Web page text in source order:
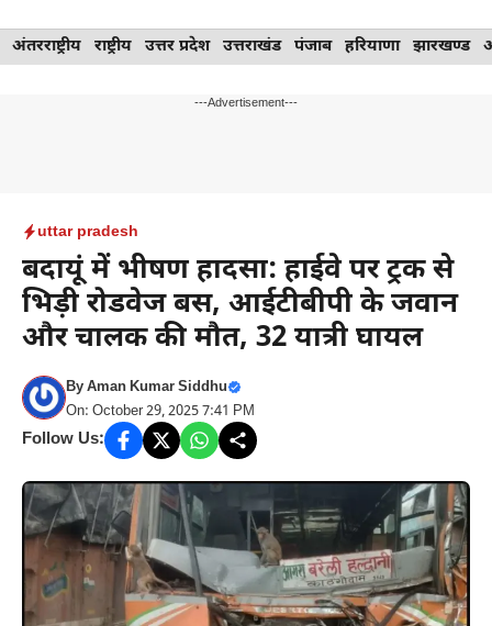
Skip
to
अंतरराष्ट्रीय राष्ट्रीय उत्तर प्रदेश उत्तराखंड पंजाब हरियाणा झारखण्ड
---Advertisement---
uttar pradesh
बदायूं में भीषण हादसा: हाईवे पर ट्रक से
भिड़ी रोडवेज बस, आईटीबीपी के जवान
और चालक की मौत, 32 यात्री घायल
ByAman Kumar Siddhu
On: October 29, 2025 7:41 PM
Follow Us: